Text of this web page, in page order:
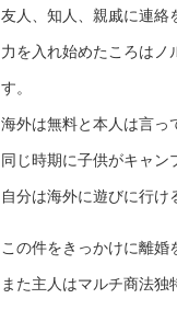
友人、知人、親戚に連絡
力を入れ始めたころはノ
す。
海外は無料と本人は言っ
同じ時期に子供がキャン
自分は海外に遊びに行け
この件をきっかけに離婚
また主人はマルチ商法独